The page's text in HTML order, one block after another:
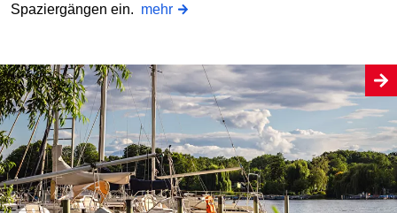
Spaziergängen ein. mehr